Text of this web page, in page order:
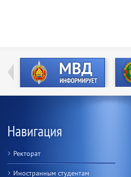
Навигация
Ректорат
Иностранным студентам